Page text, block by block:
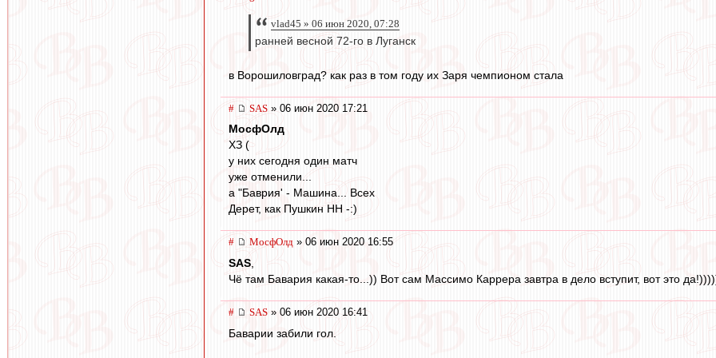
vlad45 » 06 июн 2020, 07:28
ранней весной 72-го в Луганск
в Ворошиловград? как раз в том году их Заря чемпионом стала
# SAS » 06 июн 2020 17:21
МосфОлд
ХЗ (
у них сегодня один матч
уже отменили...
а "Баврия' - Машина... Всех
Дерет, как Пушкин НН -:)
# МосфОлд » 06 июн 2020 16:55
SAS
Чё там Бавария какая-то...)) Вот сам Массимо Каррера завтра в дело вступит, вот это
# SAS » 06 июн 2020 16:41
Баварии забили гол.